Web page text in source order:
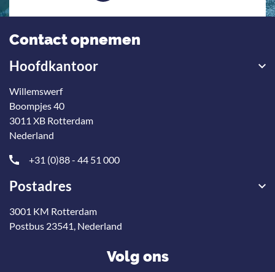
Contact opnemen
Hoofdkantoor
Willemswerf
Boompjes 40
3011 XB Rotterdam
Nederland
+31 (0)88 - 44 51 000
Postadres
3001 KM Rotterdam
Postbus 23541, Nederland
Volg ons